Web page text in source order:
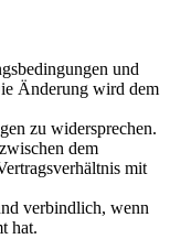
und
Änderung wird dem
zu widersprechen.
dem
mit
verbindlich, wenn
hat.